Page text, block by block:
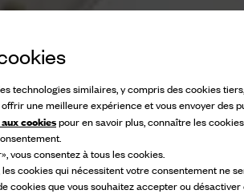
technologies similaires, y compris des cookies
une meilleure expérience et vous envoyer des
cookiespour en savoir plus, connaître les
vous consentez à tous les cookies.
cookies qui nécessitent votre consentement ne
cookies que vous souhaitez accepter ou